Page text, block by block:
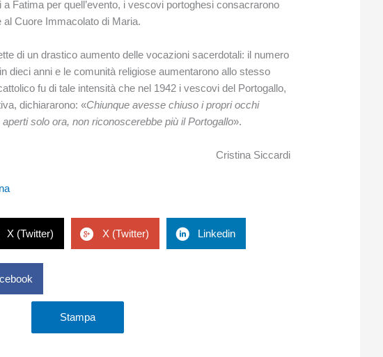
Fatima per quell’evento, i vescovi portoghesi consacrarono
Cuore Immacolato di Maria.
di un drastico aumento delle vocazioni sacerdotali: il numero
dieci anni e le comunità religiose aumentarono allo stesso
fu di tale intensità che nel 1942 i vescovi del Portogallo,
dichiararono: «Chiunque avesse chiuso i propri occhi
solo ora, non riconoscerebbe più il Portogallo».
Cristina Siccardi
X (Twitter) X (Twitter) Linkedin
Stampa